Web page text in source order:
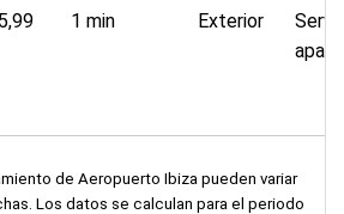
1 min Exterior
de Aeropuerto Ibiza pueden variar
Los datos se calculan para el periodo